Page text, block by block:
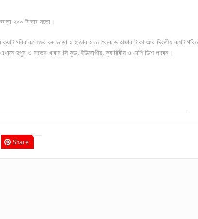
ভাড়া ২০০ টাকার মতো।
কটেজের রুম ভাড়া ২ হাজার ৫০০ থেকে ৬ হাজার টাকা আর দ্বিতীয়
দুপুর ও রাতের খাবার সি ফুড, ইউরোপীয়, ক্যারিবীয় ও দেশি ডিশ পাবেন।
Share